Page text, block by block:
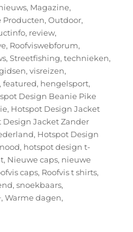
, Magazine,
Producten,Outdoor,
, review,
, Roofviswebforum,
,Streetfishing,technieken,
,visreizen,
,featured, hengelsport,
Design Beanie Pike
, Hotspot Design Jacket
Design Jacket Zander
, Hotspot Design
, hotspot design t-
, Nieuwe caps, nieuwe
caps, Roofvis t shirts,
,snoekbaars,
,Warme dagen,